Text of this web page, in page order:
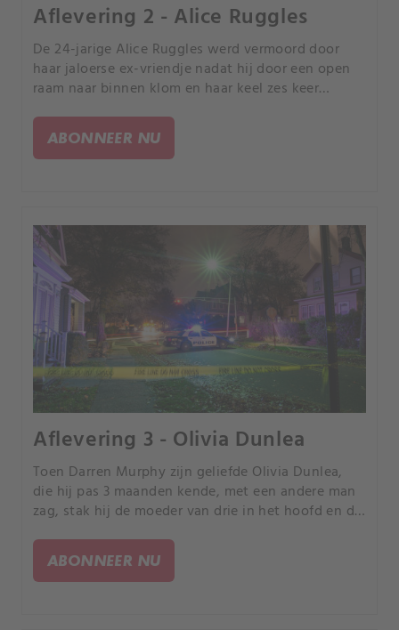
Aflevering 2 - Alice Ruggles
De 24-jarige Alice Ruggles werd vermoord door
haar jaloerse ex-vriendje nadat hij door een open
raam naar binnen klom en haar keel zes keer
ABONNEER NU
Aflevering 3 - Olivia Dunlea
Toen Darren Murphy zijn geliefde Olivia Dunlea,
die hij pas 3 maanden kende, met een andere man
zag, stak hij de moeder van drie in het hoofd en de
ABONNEER NU